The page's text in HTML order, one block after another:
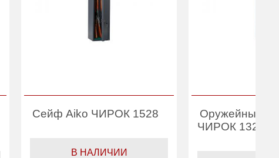
Сейф Aiko ЧИРОК 1528
В НАЛИЧИИ
Оружейный
ЧИРОК 1328